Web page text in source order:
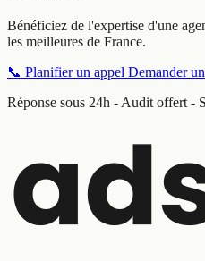
Bénéficiez de l'expertise d'une
les meilleures de France.
📞 Planifier un appel Demander
Réponse sous 24h - Audit offert -